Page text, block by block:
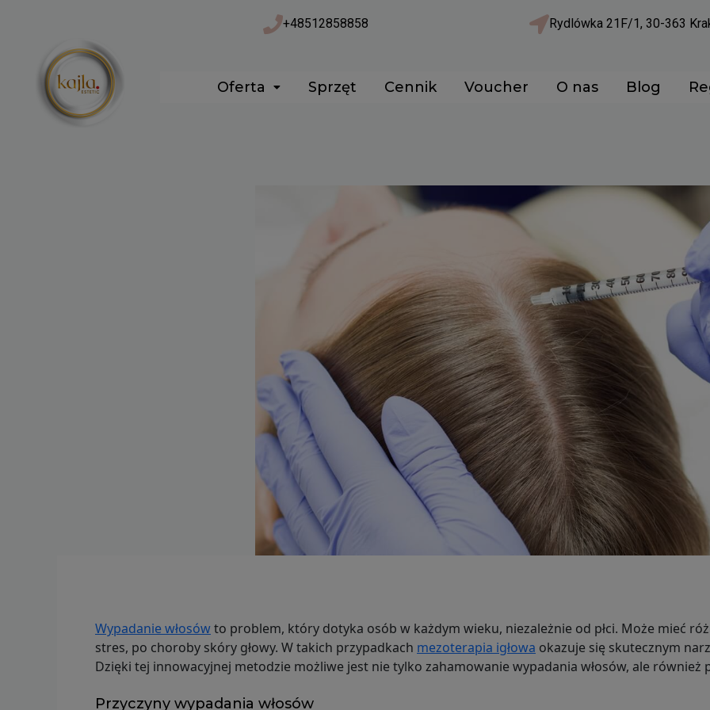
+48512858858 Rydlówka 21F/1, 30-363
Oferta Sprzęt Cennik Voucher O nas Blog
Wypadanie włosówto problem, który dotyka osób w każdym wieku, niezależnie od płci. Może mieć
stres, po choroby skóry głowy. W takich przypadkach mezoterapia igłowa okazuje się skutecznym
Dzięki tej innowacyjnej metodzie możliwe jest nie tylko zahamowanie wypadania włosów, ale również
Przyczyny wypadania włosów